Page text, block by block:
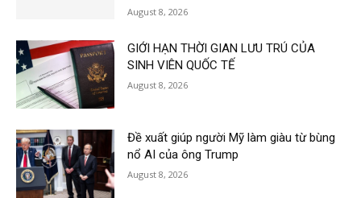
August 8, 2026
GIỚI HẠN THỜI GIAN LƯU TRÚ CỦA
SINH VIÊN QUỐC TẾ
August 8, 2026
Đề xuất giúp người Mỹ làm giàu từ bùng
nổ AI của ông Trump
August 8, 2026